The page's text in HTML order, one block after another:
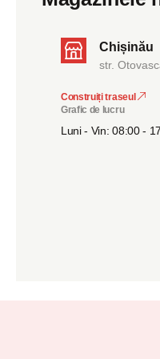
Chișinău
str.
Construiți traseul
Grafic de lucru
Luni - Vin: 08:00 -